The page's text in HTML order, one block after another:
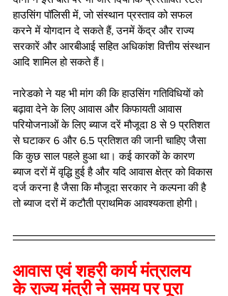
हाउसिंग पॉलिसी में, जो संस्थान प्रस्ताव को सफल
करने में योगदान दे सकते हैं, उनमें केंद्र और राज्य
सरकारें और आरबीआई सहित अधिकांश वित्तीय संस्थान
आदि शामिल हो सकते हैं।
नारेडको ने यह भी मांग की कि हाउसिंग गतिविधियों को
बढ़ावा देने के लिए आवास और किफायती आवास
परियोजनाओं के लिए ब्याज दरें मौजूदा 8 से 9 प्रतिशत
से घटाकर 6 और 6.5 प्रतिशत की जानी चाहिए जैसा
कि कुछ साल पहले हुआ था। कई कारकों के कारण
ब्याज दरों में वृद्धि हुई है और यदि आवास क्षेत्र को विकास
दर्ज करना है जैसा कि मौजूदा सरकार ने कल्पना की है
तो ब्याज दरों में कटौती प्राथमिक आवश्यकता होगी।
आवास एवं शहरी कार्य मंत्रालय
के राज्य मंत्री ने समय पर पूरा